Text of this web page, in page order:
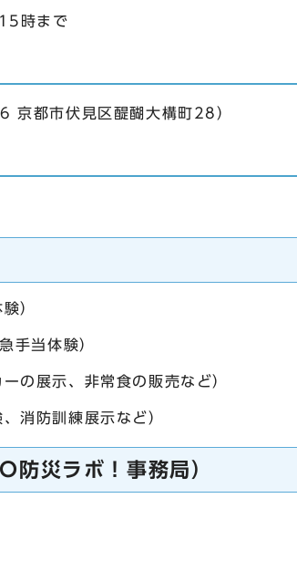
時まで
京都市伏見区醍醐大構町28）
）
手当体験）
の展示、非常食の販売など）
消防訓練展示など）
防災ラボ！事務局）